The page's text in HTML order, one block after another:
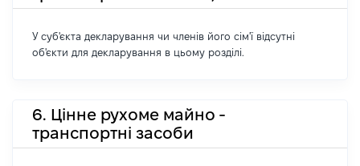
У суб'єкта декларування чи членів його сім'ї відсутні
об'єкти для декларування в цьому розділі.
6. Цінне рухоме майно -
транспортні засоби